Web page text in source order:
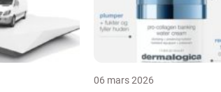
06 mars 2026